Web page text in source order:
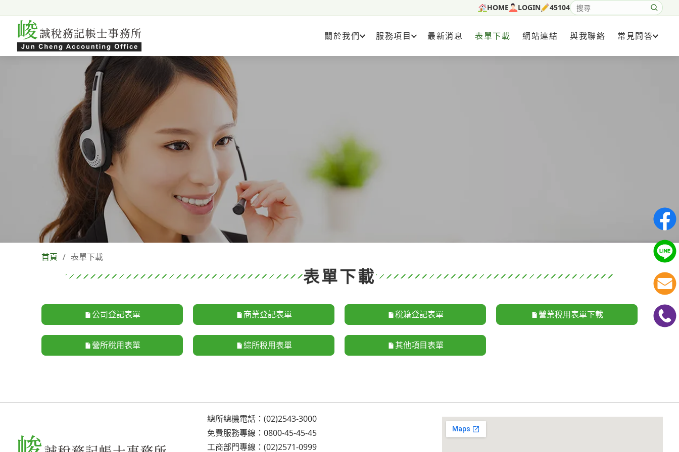
HOME LOGIN 45104
搜尋網站內容
關於我們
服務項目 最新消息 表單下載 網站連結 與我聯絡 常見問答
首頁 / 表單下載
表單下載
公司登記表單 商業登記表單 稅籍登記表單 營業稅用表單下載
營所稅用表單 綜所稅用表單 其他項目表單
總所總機電話：(02)2543-3000
免費服務專線：0800-45-45-45
工商部門專線：(02)2571-0999